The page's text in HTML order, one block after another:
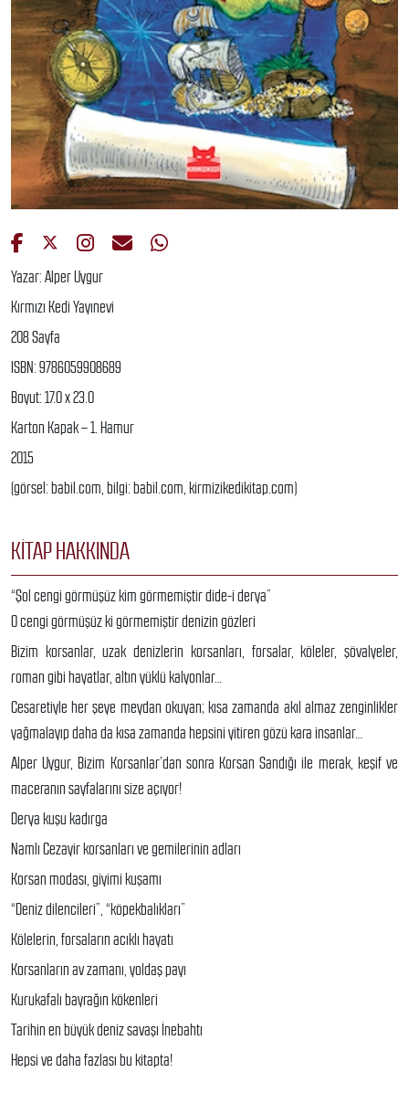
Yazar: Alper Uygur
Kırmızı Kedi Yayınevi
208 Sayfa
ISBN: 9786059908689
Boyut: 17.0 x 23.0
Karton Kapak – 1. Hamur
2015
(görsel: babil.com, bilgi: babil.com, kirmizikedikitap.com)
KITAP HAKKINDA
“Şol cengi görmüşüz kim görmemiştir dide-i derya”
O cengi görmüşüz ki görmemiştir denizin gözleri
Bizim korsanlar, uzak denizlerin korsanları, forsalar, köleler, şövalyeler,
roman gibi hayatlar, altın yüklü kalyonlar…
Cesaretiyle her şeye meydan okuyan; kısa zamanda akıl almaz zenginlikler
yağmalayıp daha da kısa zamanda hepsini yitiren gözü kara insanlar…
Alper Uygur, Bizim Korsanlar’dan sonra Korsan Sandığı ile merak, keşif ve
maceranın sayfalarını size açıyor!
Derya kuşu kadırga
Namlı Cezayir korsanları ve gemilerinin adları
Korsan modası, giyimi kuşamı
“Deniz dilencileri”, “köpekbalıkları”
Kölelerin, forsaların acıklı hayatı
Korsanların av zamanı, yoldaş payı
Kurukafalı bayrağın kökenleri
Tarihin en büyük deniz savaşı İnebahtı
Hepsi ve daha fazlası bu kitapta!